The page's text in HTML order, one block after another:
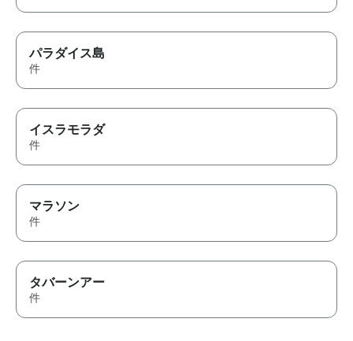
パラダイス島
件
イスラモラダ
件
マラソン
件
タバーンアー
件